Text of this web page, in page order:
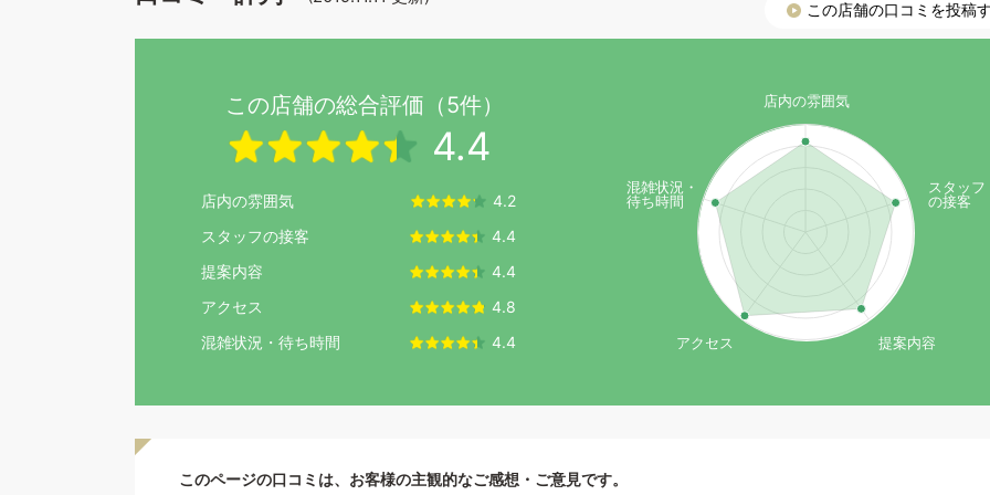
この店舗の口コミを投稿
この店舗の総合評価（5件）
4.4
店内の雰囲気
4.2
スタッフの接客
4.4
提案内容
4.4
アクセス
4.8
混雑状況・待ち時間
4.4
店内の雰囲気
スタッフ
の接客
提案内容
アクセス
混雑状況・
待ち時間
このページの口コミは、お客様の主観的なご感想・ご意見です。